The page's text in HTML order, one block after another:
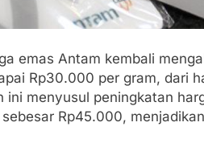
emas Antam kembali
Rp30.000 per gram, dari
ini menyusul peningkatan
Rp45.000,